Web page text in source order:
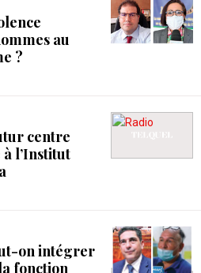
au
?
centre
l’Institut
on intégrer
fonction